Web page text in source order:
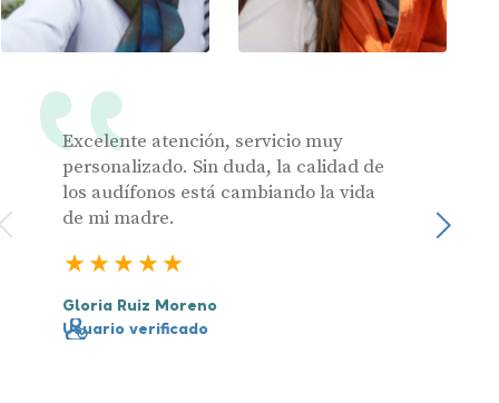
Excelente atención, servicio muy
personalizado. Sin duda, la calidad de
los audífonos está cambiando la vida
de mi madre.
Gloria Ruiz Moreno
Usuario verificado
Julia